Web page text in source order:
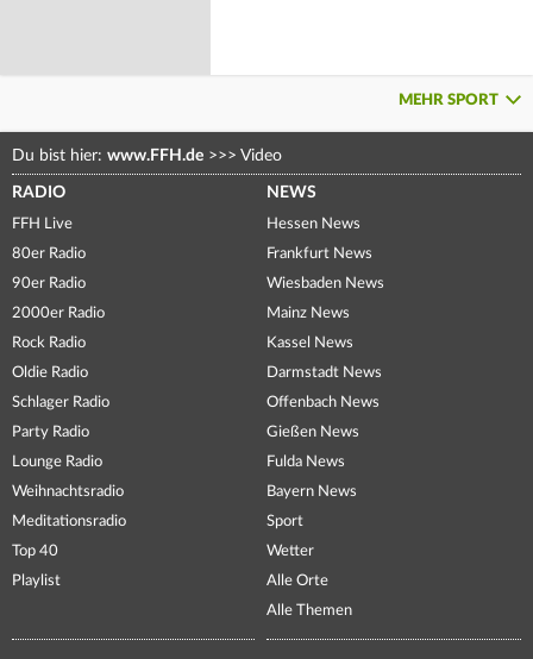
MEHR SPORT
Du bist hier: www.FFH.de >>> Video
RADIO
FFH Live
80er Radio
90er Radio
2000er Radio
Rock Radio
Oldie Radio
Schlager Radio
Party Radio
Lounge Radio
Weihnachtsradio
Meditationsradio
Top 40
Playlist
NEWS
Hessen News
Frankfurt News
Wiesbaden News
Mainz News
Kassel News
Darmstadt News
Offenbach News
Gießen News
Fulda News
Bayern News
Sport
Wetter
Alle Orte
Alle Themen